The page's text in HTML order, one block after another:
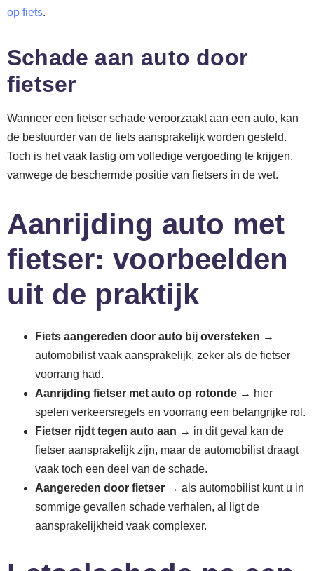
op fiets.
Schade aan auto door
fietser
Wanneer een fietser schade veroorzaakt aan een auto, kan
de bestuurder van de fiets aansprakelijk worden gesteld.
Toch is het vaak lastig om volledige vergoeding te krijgen,
vanwege de beschermde positie van fietsers in de wet.
Aanrijding auto met
fietser: voorbeelden
uit de praktijk
Fiets aangereden door auto bij oversteken →
automobilist vaak aansprakelijk, zeker als de fietser
voorrang had.
Aanrijding fietser met auto op rotonde → hier
spelen verkeersregels en voorrang een belangrijke rol.
Fietser rijdt tegen auto aan → in dit geval kan de
fietser aansprakelijk zijn, maar de automobilist draagt
vaak toch een deel van de schade.
Aangereden door fietser → als automobilist kunt u in
sommige gevallen schade verhalen, al ligt de
aansprakelijkheid vaak complexer.